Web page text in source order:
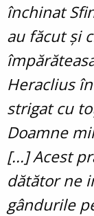
închinat
au făcut și
Heraclius
strigat cu
Doamne
[...] Acest
dătător ne
gândurile